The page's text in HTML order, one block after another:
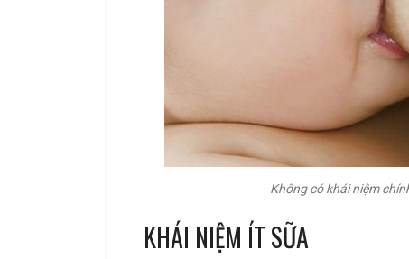
Không có khái niệm
KHÁI NIỆM ÍT SỮA